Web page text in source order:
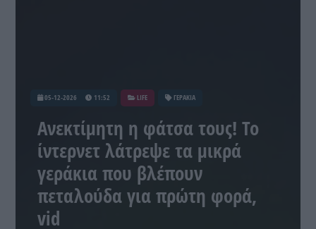
05-12-2026 11:52 LIFE ΓΕΡΑΚΙΑ
Ανεκτίμητη η φάτσα τους! Το
ίντερνετ λάτρεψε τα μικρά
γεράκια που βλέπουν
πεταλούδα για πρώτη φορά,
vid